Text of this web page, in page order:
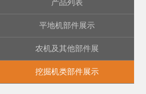
产品列表
平地机部件展示
农机及其他部件展
挖掘机类部件展示